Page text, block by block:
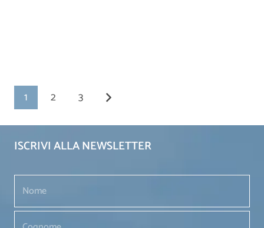
1 2 3
ISCRIVI ALLA NEWSLETTER